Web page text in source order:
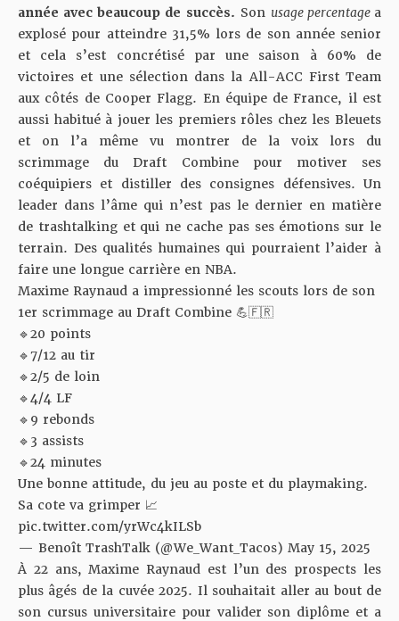
année avec beaucoup de succès. Son usage percentage a
explosé pour atteindre 31,5% lors de son année senior
et cela s’est concrétisé par une saison à 60% de
victoires et une sélection dans la All-ACC First Team
aux côtés de Cooper Flagg. En équipe de France, il est
aussi habitué à jouer les premiers rôles chez les Bleuets
et on l’a même vu montrer de la voix lors du
scrimmage du Draft Combinepour motiver ses
coéquipiers et distiller des consignes défensives. Un
leader dans l’âme qui n’est pas le dernier en matière
de trashtalking et qui ne cache pas ses émotions sur le
terrain. Des qualités humaines qui pourraient l’aider à
faire une longue carrière en NBA.
Maxime Raynaud a impressionné les scouts lors de son
1er scrimmage au Draft Combine 💪🇫🇷
🔹20 points
🔹7/12 au tir
🔹2/5 de loin
🔹4/4 LF
🔹9 rebonds
🔹3 assists
🔹24 minutes
Une bonne attitude, du jeu au poste et du playmaking.
Sa cote va grimper 📈
pic.twitter.com/yrWc4kILSb
— Benoît TrashTalk (@We_Want_Tacos) May 15, 2025
À 22 ans, Maxime Raynaud est l’un des prospects les
plus âgés de la cuvée 2025. Il souhaitait aller au bout de
son cursus universitaire pour valider son diplôme et a